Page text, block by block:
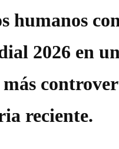
humanos
2026 en
reciente.